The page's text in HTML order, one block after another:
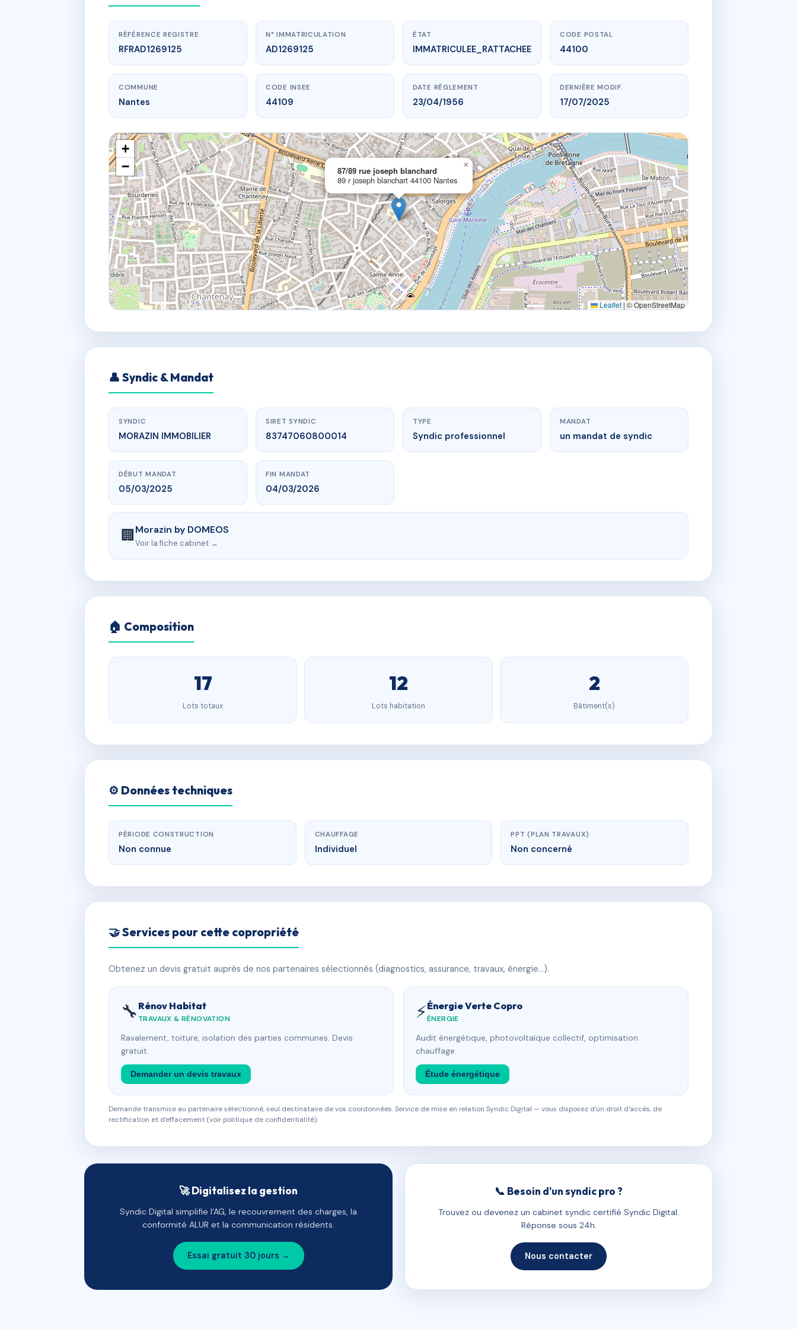
www.vme.plus/AD1269125
87/89 rue joseph blanchard
89 r joseph blanchart44100 Nantes
RÉFÉRENCE REGISTRE
RFRAD1269125
N° IMMATRICULATION
AD1269125
ÉTAT
IMMATRICULEE_RATTACHEE
CODE POSTAL
44100
COMMUNE
Nantes
CODE INSEE
44109
DATE RÈGLEMENT
23/04/1956
DERNIÈRE MODIF.
17/07/2025
87/89 rue joseph blanchard
89 r joseph blanchart 44100 Nantes
×
+
−
Leaflet|© OpenStreetMap
👤 Syndic & Mandat
SYNDIC
MORAZIN IMMOBILIER
SIRET SYNDIC
83747060800014
TYPE
Syndic professionnel
MANDAT
un mandat de syndic
DÉBUT MANDAT
05/03/2025
FIN MANDAT
04/03/2026
🏢Morazin by DOMEOS
Voir la fiche cabinet →
🏠 Composition
17
Lots totaux
12
Lots habitation
2
Bâtiment(s)
⚙️ Données techniques
PÉRIODE CONSTRUCTION
Non connue
CHAUFFAGE
Individuel
PPT (PLAN TRAVAUX)
Non concerné
🤝 Services pour cette copropriété
Obtenez un devis gratuit auprès de nos partenaires sélectionnés (diagnostics, assurance, travaux, énergie…).
🔧 Rénov Habitat
TRAVAUX & RÉNOVATION
Ravalement, toiture, isolation des parties communes. Devis
gratuit.
Demander un devis travaux
⚡Énergie Verte Copro
ÉNERGIE
Audit énergétique, photovoltaïque collectif, optimisation
chauffage.
Étude énergétique
Demande transmise au partenaire sélectionné, seul destinataire de vos coordonnées. Service de mise en relation Syndic Digital — vous disposez d'un droit d'accès, de
rectification et d'effacement (voir politique de confidentialité).
🚀 Digitalisez la gestion
Syndic Digital simplifie l'AG, le recouvrement des charges, la
conformité ALUR et la communication résidents.
Essai gratuit 30 jours →
📞 Besoin d'un syndic pro ?
Trouvez ou devenez un cabinet syndic certifié Syndic Digital.
Réponse sous 24h.
Nous contacter